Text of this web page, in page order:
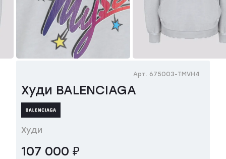
Худи BALENCIAGA
Арт. 675003-TMVH4
Худи
107 000 ₽